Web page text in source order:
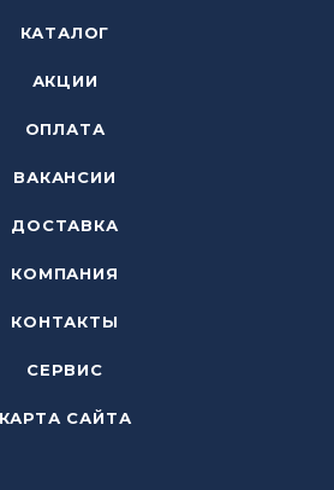
КАТАЛОГ
АКЦИИ
ОПЛАТА
ВАКАНСИИ
ДОСТАВКА
КОМПАНИЯ
КОНТАКТЫ
СЕРВИС
КАРТА САЙТА